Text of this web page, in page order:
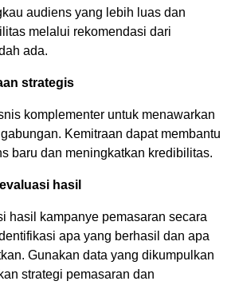
audiens yang lebih luas dan
melalui rekomendasi dari
ada.
strategis
komplementer untuk menawarkan
Kemitraan dapat membantu
baru dan meningkatkan kredibilitas.
hasil
hasil kampanye pemasaran secara
apa yang berhasil dan apa
Gunakan data yang dikumpulkan
strategi pemasaran dan